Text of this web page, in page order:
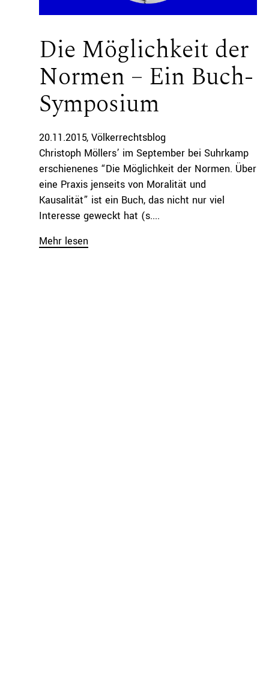
Die Möglichkeit der
Normen – Ein Buch-
Symposium
20.11.2015 Völkerrechtsblog
Christoph Möllers’ im September bei Suhrkamp
erschienenes “Die Möglichkeit der Normen. Über
eine Praxis jenseits von Moralität und
Kausalität” ist ein Buch, das nicht nur viel
Interesse geweckt hat (s....
Mehr lesen